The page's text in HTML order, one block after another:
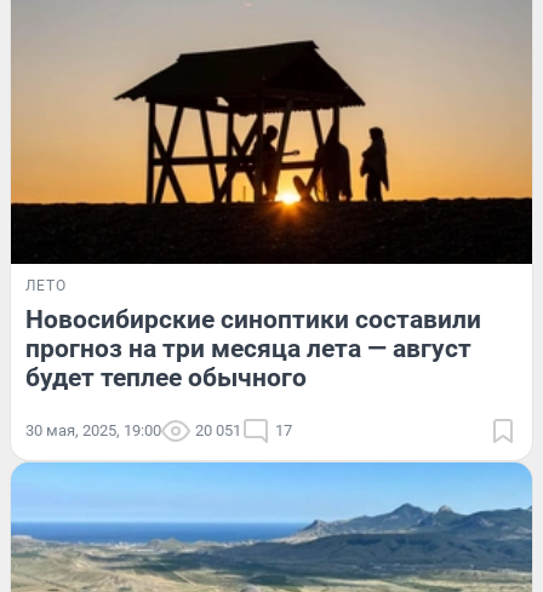
ЛЕТО
Новосибирские синоптики составили
прогноз на три месяца лета — август
будет теплее обычного
30 мая, 2025, 19:00 20 051 17